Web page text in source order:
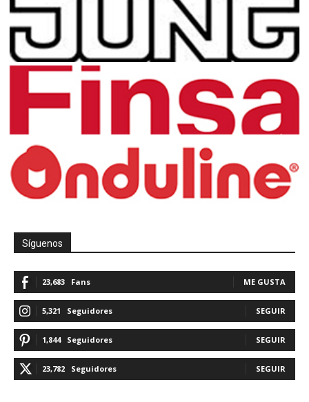
Síguenos
23,683 Fans ME GUSTA
5,321 Seguidores SEGUIR
1,844 Seguidores SEGUIR
23,782 Seguidores SEGUIR